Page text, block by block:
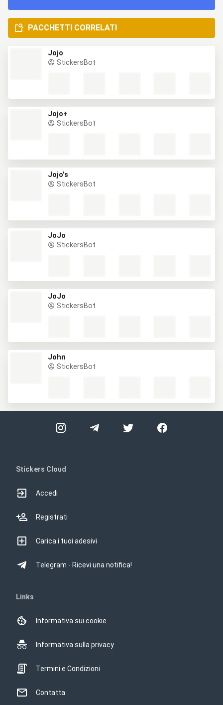
PACCHETTI CORRELATI
Jojo
StickersBot
Jojo+
StickersBot
Jojo's
StickersBot
JoJo
StickersBot
JoJo
StickersBot
John
StickersBot
Stickers Cloud
Accedi
Registrati
Carica i tuoi adesivi
Telegram - Ricevi una notifica!
Links
Informativa sui cookie
Informativa sulla privacy
Termini e Condizioni
Contatta